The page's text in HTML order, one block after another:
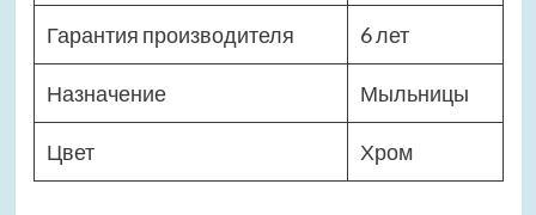
Гарантия производителя 6 лет
Назначение Мыльницы
Цвет Хром